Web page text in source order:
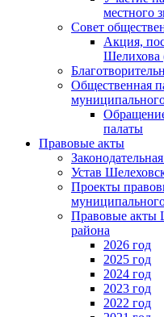
местного
Совет
Акция,
Шелихова
Общественная
палаты
Правовые акты
Устав
Проекты
Правовые акты
района
2026 год
2025 год
2024 год
2023 год
2022 год